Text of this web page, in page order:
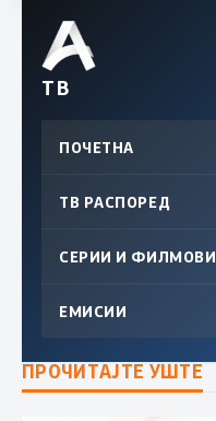
ТВ
ПОЧЕТНА
ТВ РАСПОРЕД
СЕРИИ И ФИЛМОВИ
ЕМИСИИ
ПРОЧИТАЈТЕ УШТЕ